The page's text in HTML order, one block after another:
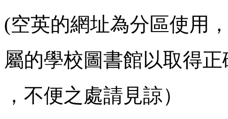
(空英的網址為分區使用
屬的學校圖書館以取得
，不便之處請見諒）